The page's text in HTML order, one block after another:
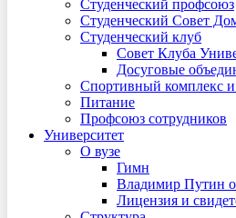
Студенческий профсоюз
Студенческий Совет
Студенческий клуб
Совет Клуба
Досуговые
Спортивный комплекс
Питание
Профсоюз сотрудников
Университет
О вузе
Гимн
Владимир Путин
Лицензия и